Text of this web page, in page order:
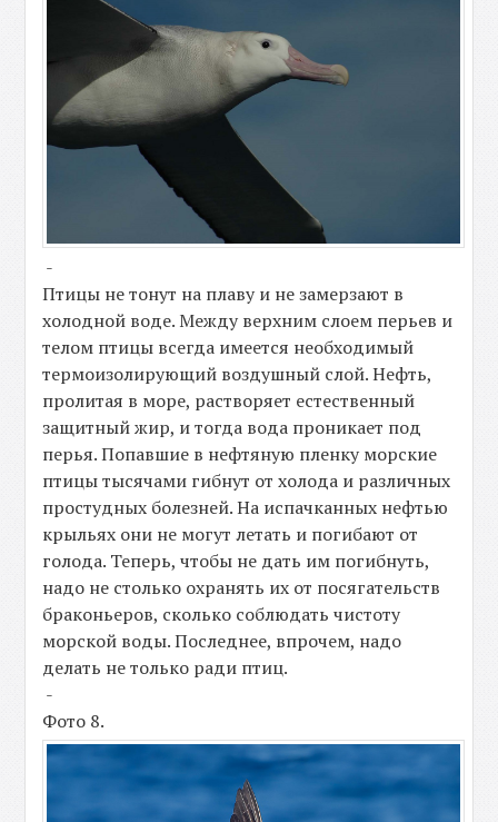
-
Птицы не тонут на плаву и не замерзают в
холодной воде. Между верхним слоем перьев и
телом птицы всегда имеется необходимый
термоизолирующий воздушный слой. Нефть,
пролитая в море, растворяет естественный
защитный жир, и тогда вода проникает под
перья. Попавшие в нефтяную пленку морские
птицы тысячами гибнут от холода и различных
простудных болезней. На испачканных нефтью
крыльях они не могут летать и погибают от
голода. Теперь, чтобы не дать им погибнуть,
надо не столько охранять их от посягательств
браконьеров, сколько соблюдать чистоту
морской воды. Последнее, впрочем, надо
делать не только ради птиц.
-
Фото 8.